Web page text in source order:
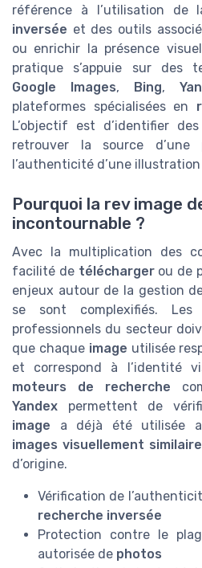
référence à l’utilisation de
inversée et des outils
ou enrichir la présence
pratique s’appuie sur des
Google Images, Bing,
plateformes spécialisées en
L’objectif est d’identifier des
retrouver la source d’une
l’authenticité d’une
Pourquoi la rev image
incontournable ?
Avec la multiplication des
facilité de téléchargerou de
enjeux autour de la gestion
se sont complexifiés.
professionnels du secteur
que chaque image utilisée
et correspond à l’identité
moteurs de recherche
Yandex permettent de
image a déjà été utilisée
images visuellement
d’origine.
Vérification de
recherche inversée
Protection contre le
autorisée de photos